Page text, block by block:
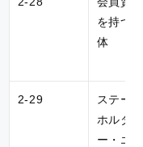
を持つ
体
2-29
ステー
ホルダ
ー・エ